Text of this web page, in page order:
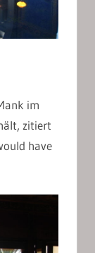
im
zitiert
have